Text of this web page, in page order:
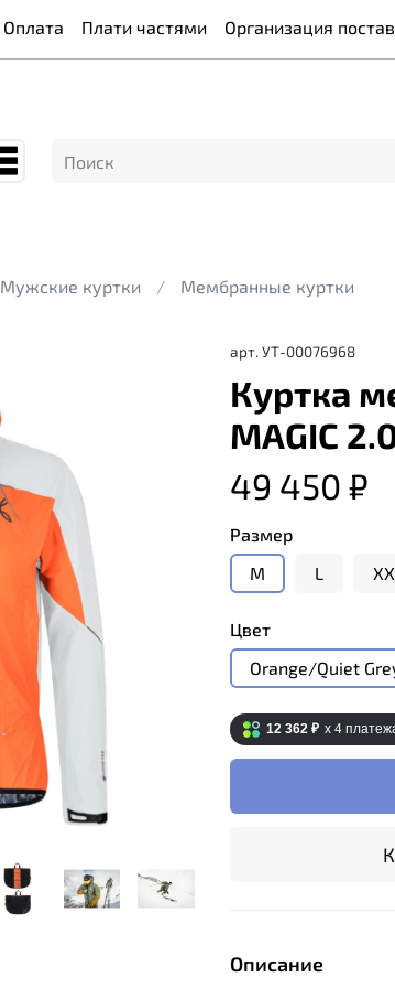
Оплата Плати частями Организация
Мужские куртки Мембранные куртки
арт. УТ-00076968
Куртка
MAGIC
49 450 ₽
Размер
M
L
Цвет
Orange/Quiet
12 362 ₽ x 4
Описание